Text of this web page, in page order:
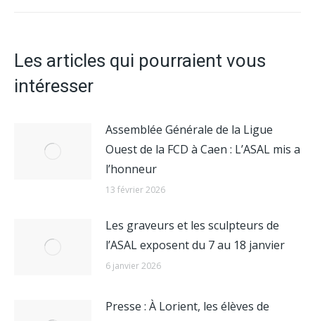
Les articles qui pourraient vous
intéresser
Assemblée Générale de la Ligue
Ouest de la FCD à Caen : L’ASAL mis a
l’honneur
13 février 2026
Les graveurs et les sculpteurs de
l’ASAL exposent du 7 au 18 janvier
6 janvier 2026
Presse : À Lorient, les élèves de